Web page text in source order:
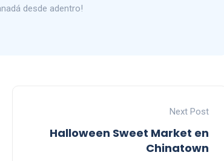
desde adentro!
Next Post
Halloween Sweet Market en
Chinatown